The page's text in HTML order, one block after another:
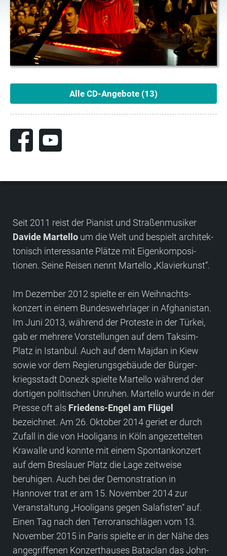
Seit 2011 reist der Pianist und Straßen­musiker
Davide Martello um die Welt und bespielt architek­
tonisch interessante Plätze mit Eigen­komposi­
tionen. Seine Reisen nennt Martello „Klavierkunst“.
Im Dezember 2012 spielte er ein Weihnachts­
konzert in einem Bundeswehr­lager in Afghanistan.
Im Juni 2013, während der Proteste in der Türkei,
gab er mehrere Vor­stellungen auf dem Taksim-
Platz in Istanbul. Auch auf dem Majdan in Kiew
sowie vor dem Regierungs­gebäude der Bürger­
kriegs­stadt Donezk spielte Martello während der
dortigen poli­tischen Unruhen. Martello wurde in der
Presse oft als Friedens-Engel am Flügel
bezeichnet. Am 26. Oktober 2014 geriet er durch
Zufall in die von Hooligans in Köln ange­zettelten
Krawalle und konnte mit einem Spontan­konzert
auf dem Breslauer Platz die Lage zeitweise
beruhigen. Auch bei der Demonstration in
Hannover trat er am 15. November 2014 zur
Veran­staltung „Hooligans gegen Salafisten“ auf.
Einen Tag nach den Terror­anschlägen vom 13.
November 2015 in Paris spielte er in der Nähe des
ange­griffenen Konzert­hauses Bataclan das John-
Alle CD-Angebote (13)